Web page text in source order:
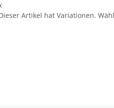
Artikel hat Variationen.